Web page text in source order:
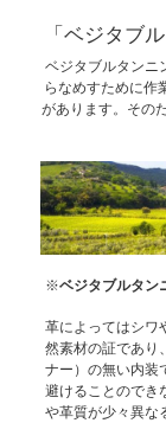
「ベジタブ
ベジタブルタンニ
らなめすために作
があります。その
※ベジタブルタン
革によってはシワ
然素材の証であり
ナー）の無い内装
避けることのでき
や革質が少々異な